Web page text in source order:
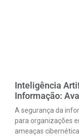
Inteligência
Informação:
A segurança da
para organizações
ameaças